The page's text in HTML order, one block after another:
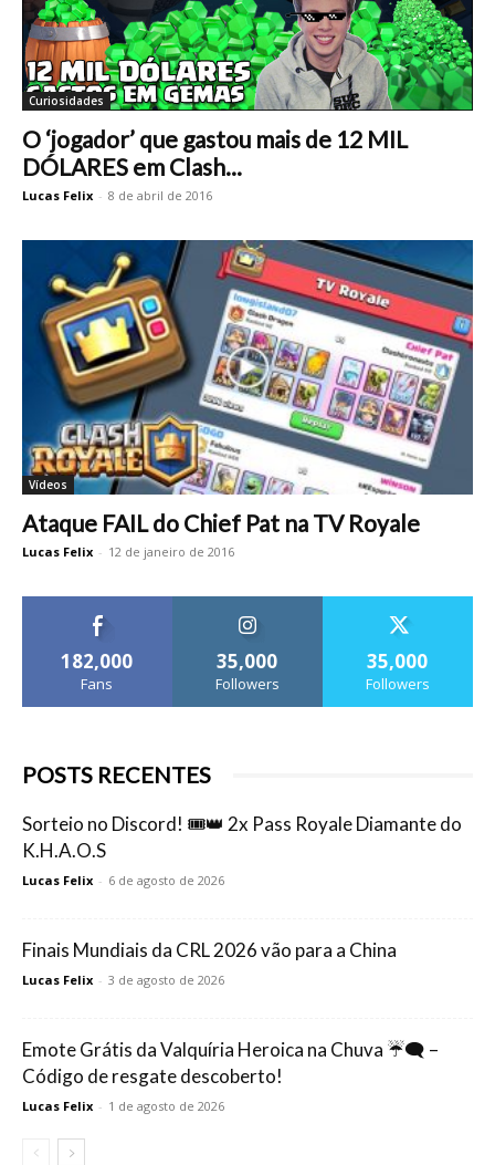
Curiosidades
O ‘jogador’ que gastou mais de 12 MIL
DÓLARES em Clash...
Lucas Felix - 8 de abril de 2016
Vídeos
Ataque FAIL do Chief Pat na TV Royale
Lucas Felix - 12 de janeiro de 2016
182,000
Fans
35,000
Followers
35,000
Followers
POSTS RECENTES
Sorteio no Discord! 🎟️👑 2x Pass Royale Diamante do
K.H.A.O.S
Lucas Felix - 6 de agosto de 2026
Finais Mundiais da CRL 2026 vão para a China
Lucas Felix - 3 de agosto de 2026
Emote Grátis da Valquíria Heroica na Chuva ☔🗨️ –
Código de resgate descoberto!
Lucas Felix - 1 de agosto de 2026